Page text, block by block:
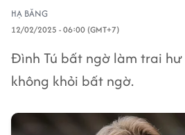
HẠ BĂNG
12/02/2025 - 06:00 (GMT+7)
Đình Tú bất ngờ làm trai
không khỏi bất ngờ.